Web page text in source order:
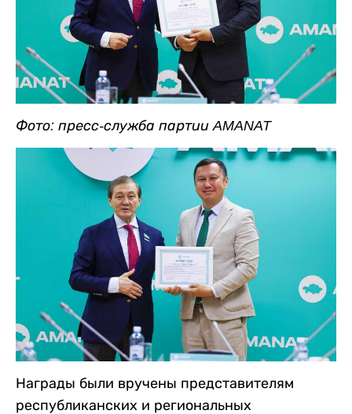
Фото: пресс-служба партии AMANAT
Награды были вручены представителям
республиканских и региональных